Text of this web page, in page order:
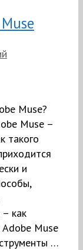
Muse?
Muse –
такого
и
как
Adobe Muse
…